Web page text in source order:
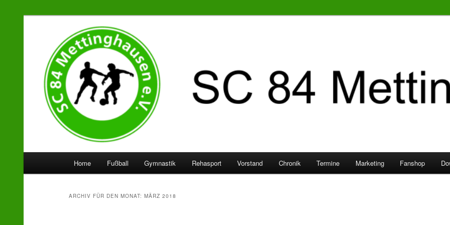
SC 84 Mettinghausen
Zum
Zum
Home Fußball Gymnastik Rehasport Vorstand Chronik Termine Marketing Fanshop
ARCHIV FÜR DEN MONAT:MÄRZ 2018